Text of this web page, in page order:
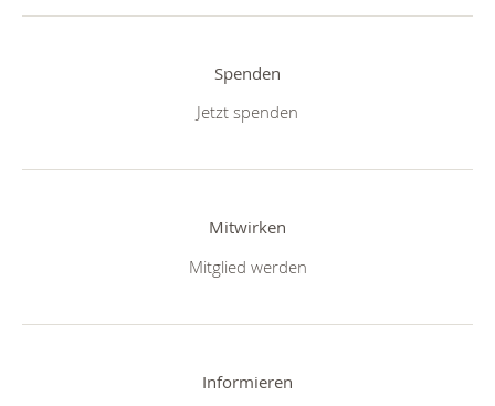
Spenden
Jetzt spenden
Mitwirken
Mitglied werden
Informieren